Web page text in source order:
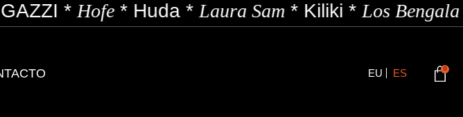
*Hofe*Huda*Laura Sam*Kiliki*Los Bengala
EU ES 0